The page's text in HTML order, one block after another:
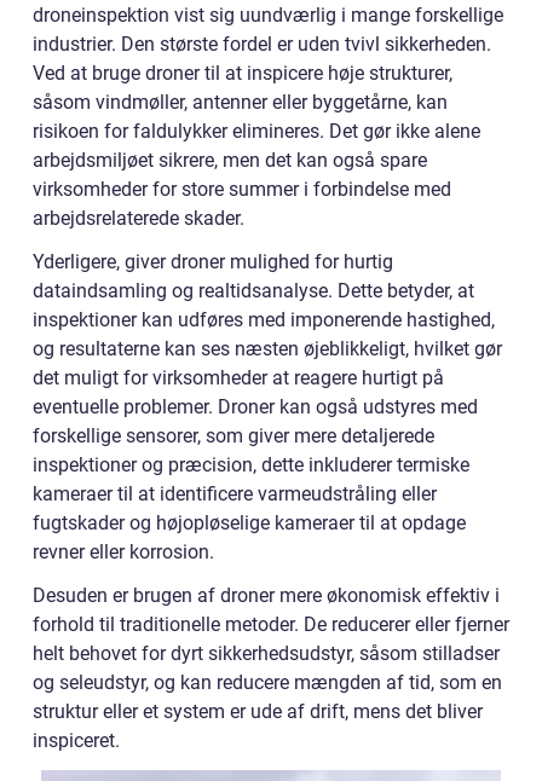
droneinspektion vist sig uundværlig i mange forskellige
industrier. Den største fordel er uden tvivl sikkerheden.
Ved at bruge droner til at inspicere høje strukturer,
såsom vindmøller, antenner eller byggetårne, kan
risikoen for faldulykker elimineres. Det gør ikke alene
arbejdsmiljøet sikrere, men det kan også spare
virksomheder for store summer i forbindelse med
arbejdsrelaterede skader.
Yderligere, giver droner mulighed for hurtig
dataindsamling og realtidsanalyse. Dette betyder, at
inspektioner kan udføres med imponerende hastighed,
og resultaterne kan ses næsten øjeblikkeligt, hvilket gør
det muligt for virksomheder at reagere hurtigt på
eventuelle problemer. Droner kan også udstyres med
forskellige sensorer, som giver mere detaljerede
inspektioner og præcision, dette inkluderer termiske
kameraer til at identificere varmeudstråling eller
fugtskader og højopløselige kameraer til at opdage
revner eller korrosion.
Desuden er brugen af droner mere økonomisk effektiv i
forhold til traditionelle metoder. De reducerer eller fjerner
helt behovet for dyrt sikkerhedsudstyr, såsom stilladser
og seleudstyr, og kan reducere mængden af tid, som en
struktur eller et system er ude af drift, mens det bliver
inspiceret.